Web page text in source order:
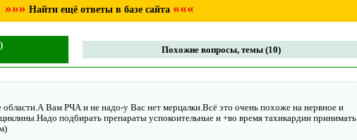
»»» Найти ещё ответы в базе сайта «««
Похожие вопросы, темы (10)
Вам РЧА и не надо-у Вас нет мерцалки.Всё это очень похоже на нервное и
подбирать препараты успокоительные и +во время тахикардии принимать